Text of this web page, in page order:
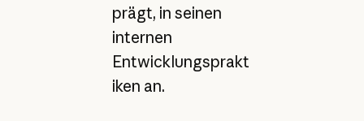
prägt, in seinen
internen
Entwicklungsprakt
iken an.